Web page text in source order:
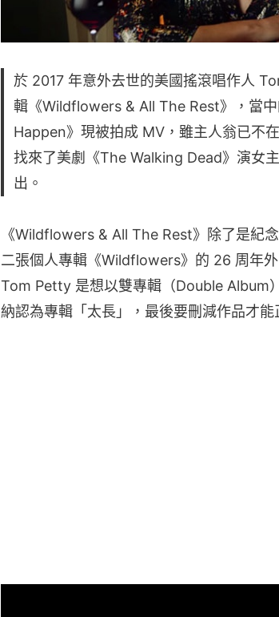
於 2017 年意外去世的美國搖滾唱作人
輯《Wildflowers & All The Rest》，當
Happen》現被拍成 MV，雖主人翁已不
找來了美劇《The Walking Dead》演女
出。
《Wildflowers & All The Rest》除了是紀
二張個人專輯《Wildflowers》的 26 周年
Tom Petty 是想以雙專輯（Double Album
納認為專輯「太長」，最後要刪減作品才能